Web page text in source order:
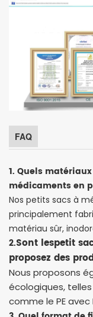
FAQ
1. Quels
médicaments en
Nos petits sacs à
principalement
matériau sûr,
2.Sont lespetit
proposez des
Nous proposons
écologiques,
comme le PE avec